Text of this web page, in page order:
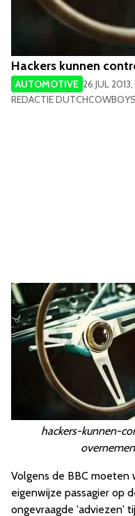
Hackers kunnen
AUTOMOTIVE 26 JUL 2013,
REDACTIE DUTCHCOWBOYS
hackers-kunnen-
Volgens de BBC
eigenwijze passagier op
ongevraagde 'adviezen'